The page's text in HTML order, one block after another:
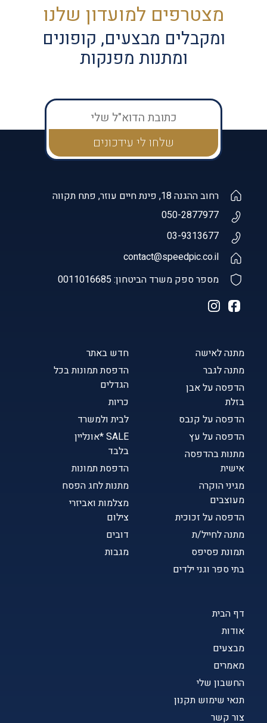
מצטרפים למועדון שלנו
ומקבלים מבצעים, קופונים
ומתנות מפנקות
דף הבית
אודות
מבצעים
מאמרים
החשבון שלי
תנאי שימוש תקנון
צור קשר
מתנה לאישה
מתנה לגבר
הדפסה על אבן
בזלת
הדפסה על קנבס
הדפסה על עץ
מתנות בהדפסה
אישית
מגיני הוקרה
מעוצבים
הדפסה על זכוכית
מתנה לחייל/ת
תמונת פסיפס
בתי ספר וגני ילדים
חדש באתר
הדפסת תמונות בכל
הגדלים
כריות
לבית ולמשרד
SALE *אונליין
בלבד
הדפסת תמונות
מתנות לחג הפסח
מצלמות ואביזרי
צילום
דובים
מגבות
רחוב ההגנה 18, פינת חיים עוזר, פתח תקווה
050-2877977
03-9313677
contact@speedpic.co.il
מספר ספק משרד הביטחון: 0011016685